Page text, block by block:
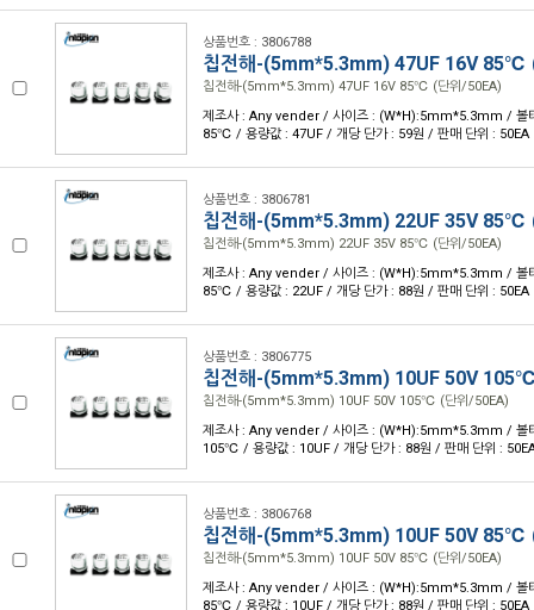
상품번호 : 3806788
칩전해-(5mm*5.3mm) 47UF 16V 85℃
칩전해-(5mm*5.3mm) 47UF 16V 85℃ (단위/50EA)
제조사 : Any vender / 사이즈 : (W*H):5mm*5.3mm / 볼
85℃ / 용량값 : 47UF / 개당 단가 : 59원 / 판매 단위 : 50EA
상품번호 : 3806781
칩전해-(5mm*5.3mm) 22UF 35V 85℃
칩전해-(5mm*5.3mm) 22UF 35V 85℃ (단위/50EA)
제조사 : Any vender / 사이즈 : (W*H):5mm*5.3mm / 볼
85℃ / 용량값 : 22UF / 개당 단가 : 88원 / 판매 단위 : 50EA
상품번호 : 3806775
칩전해-(5mm*5.3mm) 10UF 50V
칩전해-(5mm*5.3mm) 10UF 50V 105℃ (단위/50EA)
제조사 : Any vender / 사이즈 : (W*H):5mm*5.3mm / 볼
105℃ / 용량값 : 10UF / 개당 단가 : 88원 / 판매 단위 :
상품번호 : 3806768
칩전해-(5mm*5.3mm) 10UF 50V 85℃
칩전해-(5mm*5.3mm) 10UF 50V 85℃ (단위/50EA)
제조사 : Any vender / 사이즈 : (W*H):5mm*5.3mm / 볼
85℃ / 용량값 : 10UF / 개당 단가 : 88원 / 판매 단위 : 50EA